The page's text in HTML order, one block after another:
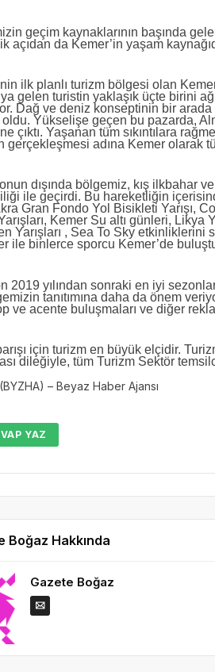
geçim kaynaklarının başında
açıdan da Kemer’in yaşam
ilk planlı turizm bölgesi olan
gelen turistin yaklaşık üçte birini
Dağ ve deniz konseptinin bir
Yükselişe geçen bu pazarda,
çıktı. Yaşanan tüm sıkıntılara
gerçekleşmesi adına Kemer olarak
dışında bölgemiz, kış ilkbahar
ile geçirdi. Bu hareketliğin
Gran Fondo Yol Bisikleti Yarışı,
Kemer Su altı günleri,
Yarışları , Sea To Sky
ile binlerce sporcu Kemer’de
2019 yılından sonraki en iyi
tanıtımına daha da önem
ve acente buluşmaları ve diğer
için turizm en büyük elçidir.
dileğiyle, tüm Turizm Sektör
– Beyaz Haber Ajansı
YAZ
Boğaz Hakkında
Gazete Boğaz